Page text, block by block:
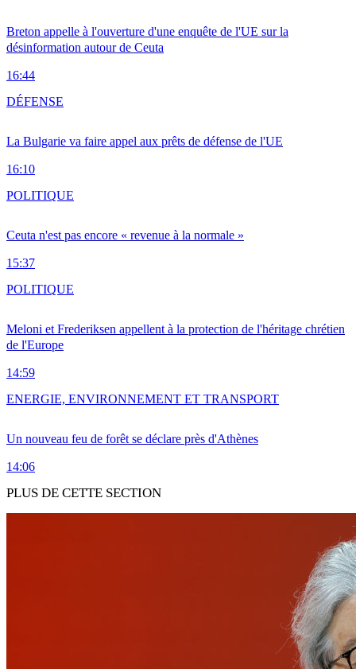
Breton appelle à l'ouverture d'une enquête de l'UE sur la
désinformation autour de Ceuta
16:44
La Bulgarie va faire appel aux prêts de défense de l'UE
16:10
DÉFENSE
Ceuta n'est pas encore « revenue à la normale »
15:37
POLITIQUE
Meloni et Frederiksen appellent à la protection de l'héritage chrétien
de l'Europe
14:59
POLITIQUE
Un nouveau feu de forêt se déclare près d'Athènes
14:06
ENERGIE, ENVIRONNEMENT ET TRANSPORT
PLUS DE CETTE SECTION